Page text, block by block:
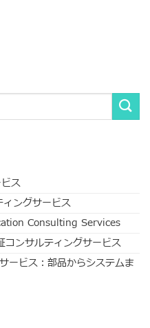
ス
ングサービス
Consulting Services
ンサルティングサービス
ービス：部品からシステムま